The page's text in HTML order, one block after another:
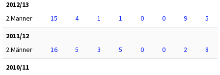
2012/13
2.Männer
15 4 1 1 0 0 9
5
2011/12
2.Männer
16 5 3 5 0 0 2
8
2010/11